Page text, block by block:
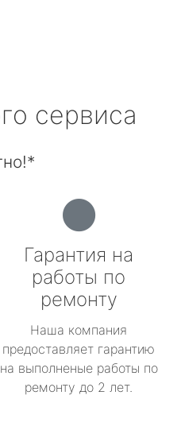
сервиса
Гарантия на
работы по
ремонту
Наша компания
предоставляет гарантию
на выполненые работы по
ремонту до 2 лет.